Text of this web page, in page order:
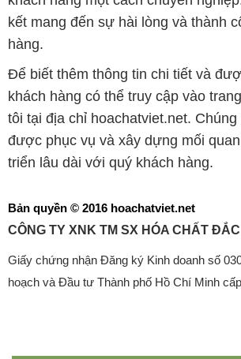
kết mang đến sự hài lòng và thành
hàng.
Để biết thêm thông tin chi tiết và
khách hàng có thể truy cập vào
tôi tại địa chỉ hoachatviet.net. Chúng
được phục vụ và xây dựng mối
triển lâu dài với quý khách hàng.
Bản quyền © 2016 hoachatviet.net
CÔNG TY XNK TM SX HÓA CHẤT
Giấy chứng nhận Đăng ký Kinh doanh số
hoạch và Đầu tư Thành phố Hồ Chí Minh